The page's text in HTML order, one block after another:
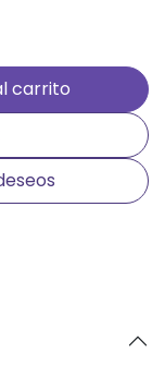
carrito